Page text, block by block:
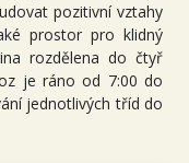
pozitivní vztahy
prostor pro klidný
rozdělena do čtyř
je ráno od 7:00 do
jednotlivých tříd do